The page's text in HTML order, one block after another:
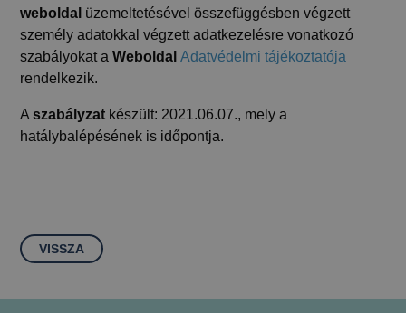
weboldal üzemeltetésével összefüggésben végzett
személy adatokkal végzett adatkezelésre vonatkozó
szabályokat aWeboldal Adatvédelmi tájékoztatója
rendelkezik.
Aszabályzat készült: 2021.06.07., mely a
hatálybalépésének is időpontja.
VISSZA